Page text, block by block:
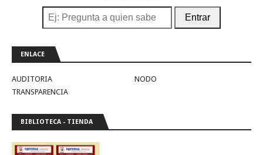
Entrar
ENLACE
AUDITORIA
NODO
TRANSPARENCIA
BIBLIOTECA - TIENDA